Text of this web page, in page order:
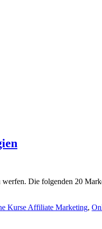
Die folgenden 20
Kurse Affiliate Marketing,